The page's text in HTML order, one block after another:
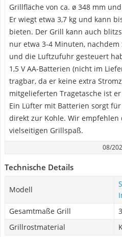
Grillfläche von ca. ø 348 mm
Er wiegt etwa 3,7 kg und kann
bieten. Der Grill kann auch
nur etwa 3-4 Minuten,
und die Luftzufuhr gesteuert
1,5 V AA-Batterien (nicht im
tragbar, da er keine extra
mitgelieferten Tragetasche ist
Ein Lüfter mit Batterien sorgt
direkt zur Kohle. Wir empfehlen
vielseitigen Grillspaß.
08/
Technische Details
Modell
Gesamtmaße Grill
Grillrostmaterial